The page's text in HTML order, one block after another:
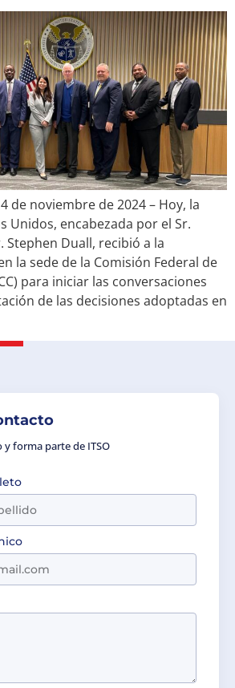
de noviembre de 2024 – Hoy, la
Unidos, encabezada por el Sr.
Stephen Duall, recibió a la
la sede de la Comisión Federal de
para iniciar las conversaciones
de las decisiones adoptadas en
forma parte de ITSO